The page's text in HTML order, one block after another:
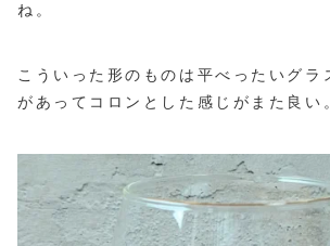
ね。
こういった形のものは平べったいグラ
があってコロンとした感じがまた良い